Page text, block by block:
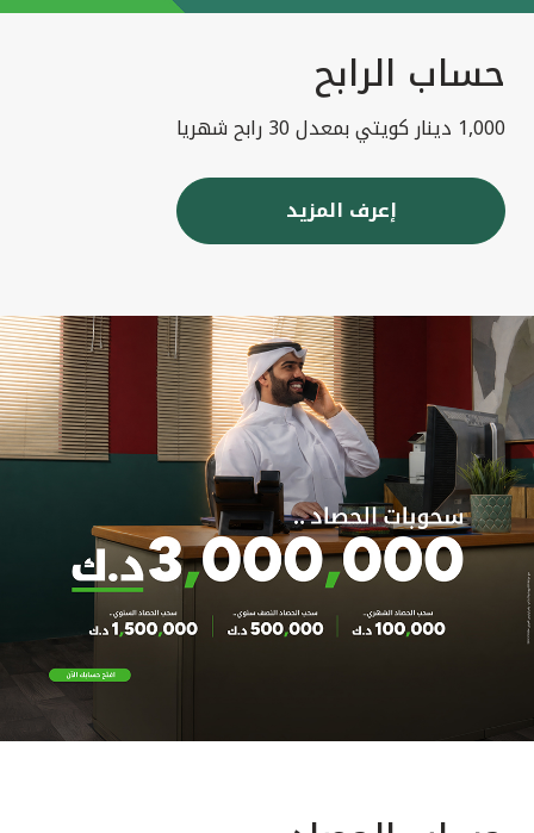
حساب الرابح
1,000 دينار كويتي بمعدل 30 رابح شهريا
إعرف المزيد